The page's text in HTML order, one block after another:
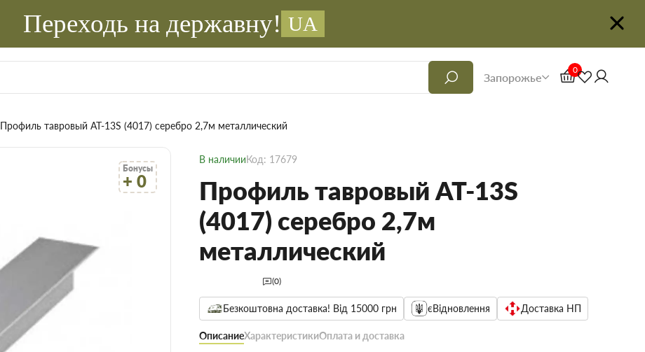
Переходь на державну! UA
Запорожье
0
Профиль тавровый AT-13S (4017) серебро 2,7м металлический
Бонусы
+ 0
В наличииКод: 17679
Профиль тавровый AT-13S
(4017) серебро 2,7м
металлический
(0)
Безкоштовна доставка! Від 15000 грн єВідновлення Доставка НП
ОписаниеХарактеристикиОплата и доставка